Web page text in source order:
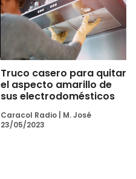
Truco casero para quitar
el aspecto amarillo de
sus electrodomésticos
Caracol Radio
M. José
23/05/2023